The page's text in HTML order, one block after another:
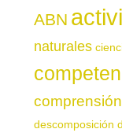
ABN
naturales
descomposición